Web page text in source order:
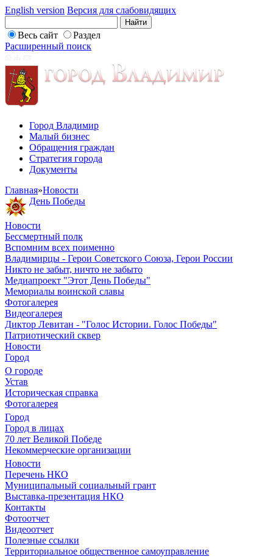
English version Версия для слабовидящих
Весь сайт
Раздел
Расширенный поиск
Город Владимир
Малый бизнес
Обращения граждан
Стратегия города
Документы
Главная»Новости
День Победы
Новости
Бессмертный полк
Вспомним всех поименно
Владимирцы - Герои Советского Союза, Герои России
Никто не забыт, ничто не забыто
Медиапроект "Этот День Победы"
Мемориалы воинской славы
Фотогалерея
Видеогалерея
Диктор Левитан - "Голос Истории. Голос Победы"
Патриотический сквер
Новости
Город
О городе
Устав
Историческая справка
Фотогалерея
Город
Город в лицах
70 лет Великой Победе
Некоммерческие организации
Новости
Перечень НКО
Муниципальный социальный грант
Выставка-презентация НКО
Контакты
Фотоотчет
Видеоотчет
Полезные ссылки
Территориальное общественное самоуправление